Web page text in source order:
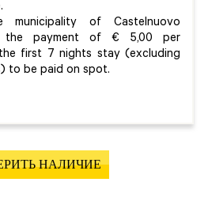
municipality of Castelnuovo
the payment of € 5,00 per
first 7 nights stay (excluding
to be paid on spot.
НАЛИЧИЕ